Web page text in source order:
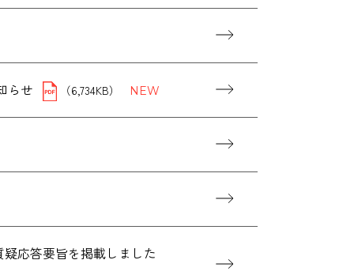
らせ （6,734KB）
応答要旨を掲載しました